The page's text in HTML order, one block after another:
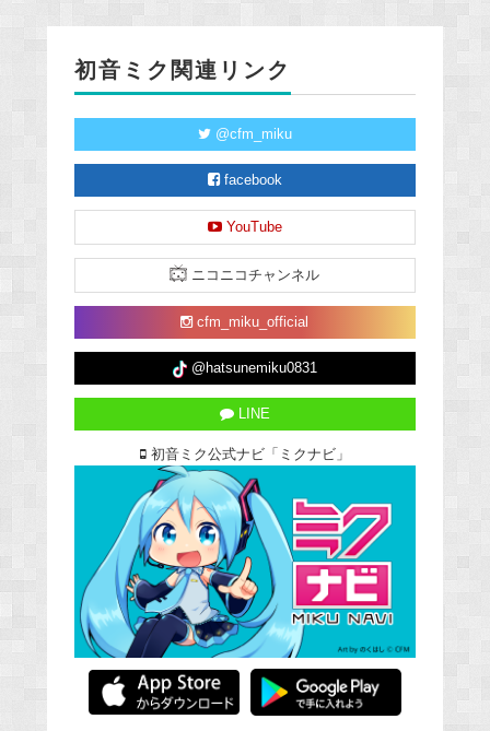
初音ミク関連リンク
@cfm_miku
facebook
YouTube
ニコニコチャンネル
cfm_miku_official
@hatsunemiku0831
LINE
初音ミク公式ナビ「ミクナビ」